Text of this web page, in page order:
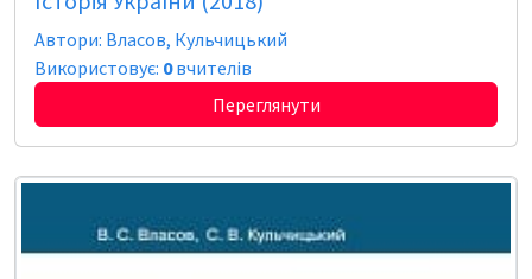
Автори: Власов, Кульчицький
Використовує: 0вчителів
Переглянути